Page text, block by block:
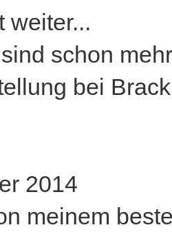
weiter...
schon
bei
2014
meinem